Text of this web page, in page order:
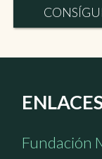
Fundación